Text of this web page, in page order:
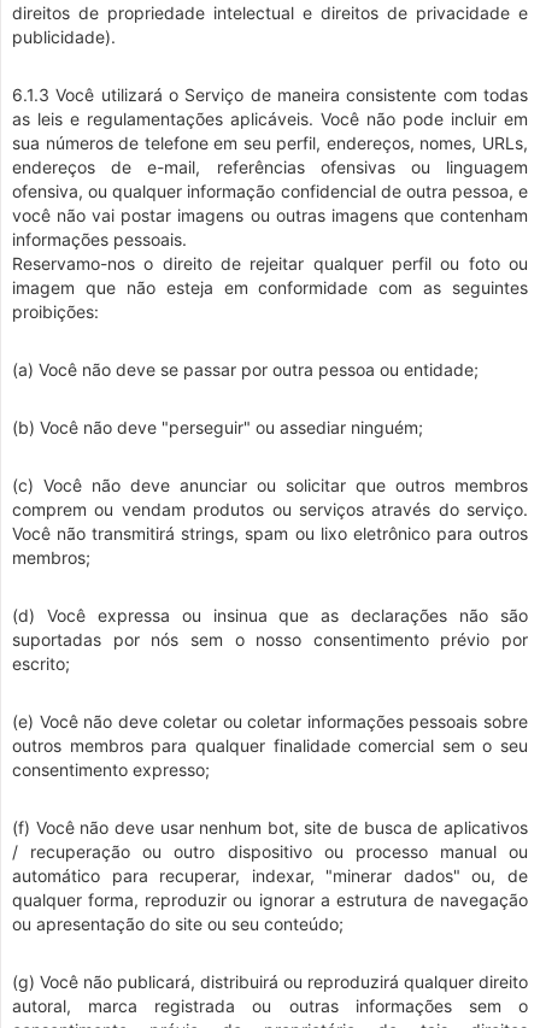
direitos de propriedade intelectual e direitos de privacidade e
publicidade).
6.1.3 Você utilizará o Serviço de maneira consistente com todas
as leis e regulamentações aplicáveis. Você não pode incluir em
sua números de telefone em seu perfil, endereços, nomes, URLs,
endereços de e-mail, referências ofensivas ou linguagem
ofensiva, ou qualquer informação confidencial de outra pessoa, e
você não vai postar imagens ou outras imagens que contenham
informações pessoais.
Reservamo-nos o direito de rejeitar qualquer perfil ou foto ou
imagem que não esteja em conformidade com as seguintes
proibições:
(a) Você não deve se passar por outra pessoa ou entidade;
(b) Você não deve "perseguir" ou assediar ninguém;
(c) Você não deve anunciar ou solicitar que outros membros
comprem ou vendam produtos ou serviços através do serviço.
Você não transmitirá strings, spam ou lixo eletrônico para outros
membros;
(d) Você expressa ou insinua que as declarações não são
suportadas por nós sem o nosso consentimento prévio por
escrito;
(e) Você não deve coletar ou coletar informações pessoais sobre
outros membros para qualquer finalidade comercial sem o seu
consentimento expresso;
(f) Você não deve usar nenhum bot, site de busca de aplicativos
/ recuperação ou outro dispositivo ou processo manual ou
automático para recuperar, indexar, "minerar dados" ou, de
qualquer forma, reproduzir ou ignorar a estrutura de navegação
ou apresentação do site ou seu conteúdo;
(g) Você não publicará, distribuirá ou reproduzirá qualquer direito
autoral, marca registrada ou outras informações sem o